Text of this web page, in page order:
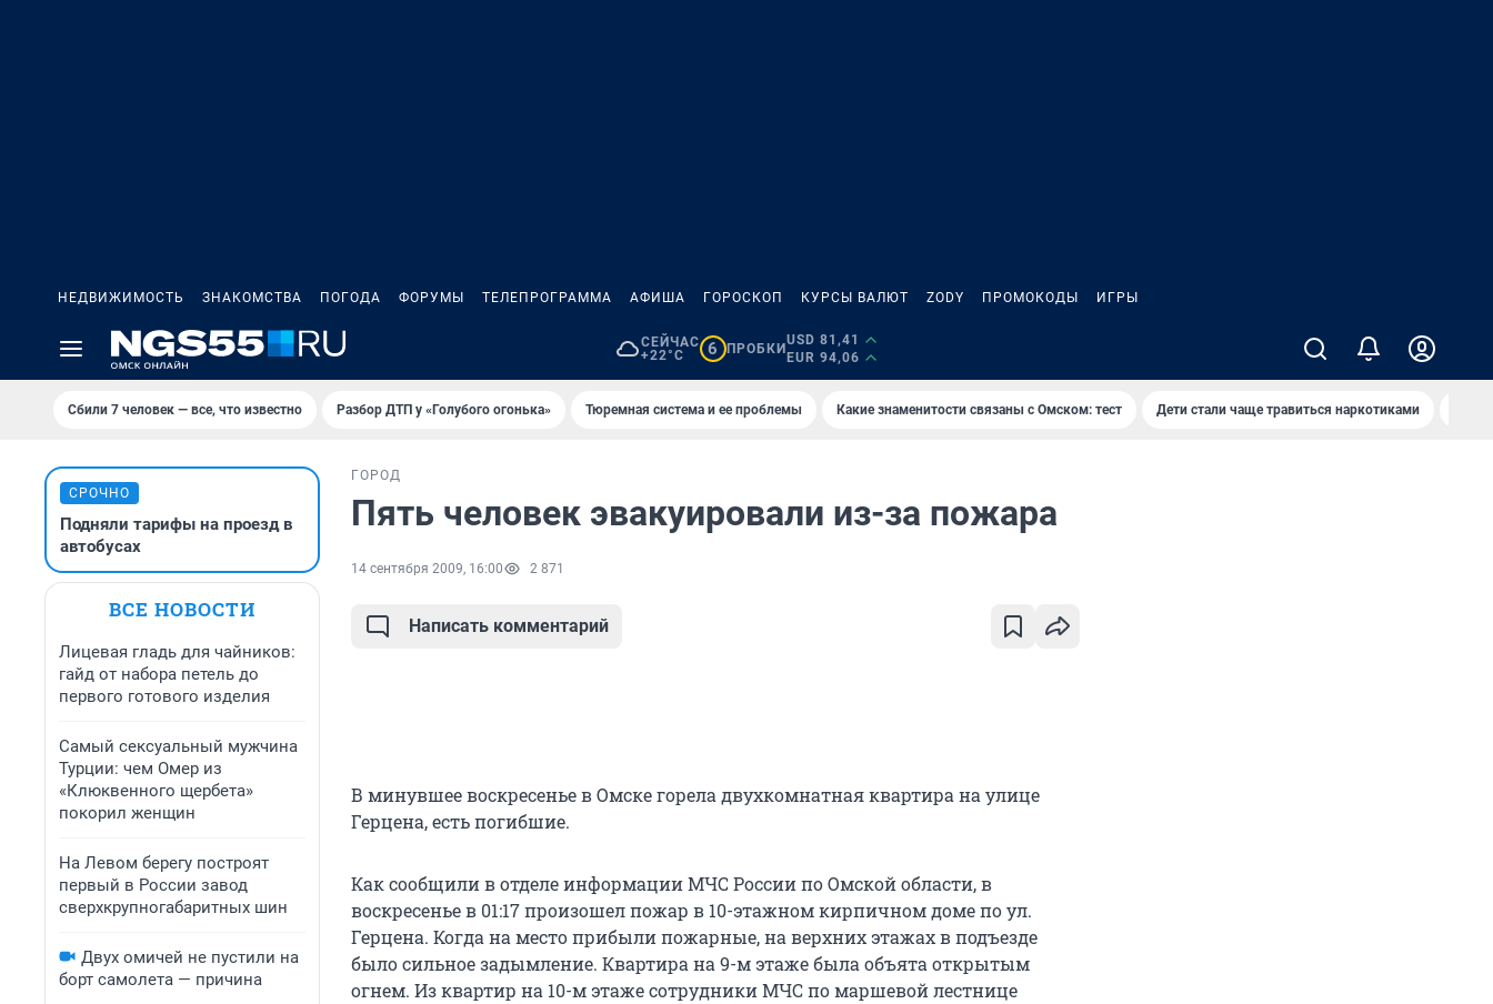
НЕДВИЖИМОСТЬ ЗНАКОМСТВА ПОГОДА ФОРУМЫ ТЕЛЕПРОГРАММА АФИША ГОРОСКОП КУРСЫ ВАЛЮТ ZODY ПРОМОКОДЫ ИГРЫ
СЕЙЧАС
+22°C
6 ПРОБКИ
USD 81,41
EUR 94,06
Сбили 7 человек — все, что известно Разбор ДТП у «Голубого огонька» Тюремная система и ее проблемы Какие знаменитости связаны с Омском: тест Дети стали чаще травиться наркотиками
СРОЧНО
Подняли тарифы на проезд в
автобусах
ВСЕ НОВОСТИ
Лицевая гладь для чайников:
гайд от набора петель до
первого готового изделия
Самый сексуальный мужчина
Турции: чем Омер из
«Клюквенного щербета»
покорил женщин
На Левом берегу построят
первый в России завод
сверхкрупногабаритных шин
Двух омичей не пустили на
борт самолета — причина
ГОРОД
Пять человек эвакуировали из-за пожара
14 сентября 2009, 16:00 2 871
Написать комментарий
В минувшее воскресенье в Омске горела двухкомнатная квартира на улице
Герцена, есть погибшие.
Как сообщили в отделе информации МЧС России по Омской области, в
воскресенье в 01:17 произошел пожар в 10-этажном кирпичном доме по ул.
Герцена. Когда на место прибыли пожарные, на верхних этажах в подъезде
было сильное задымление. Квартира на 9-м этаже была объята открытым
огнем. Из квартир на 10-м этаже сотрудники МЧС по маршевой лестнице